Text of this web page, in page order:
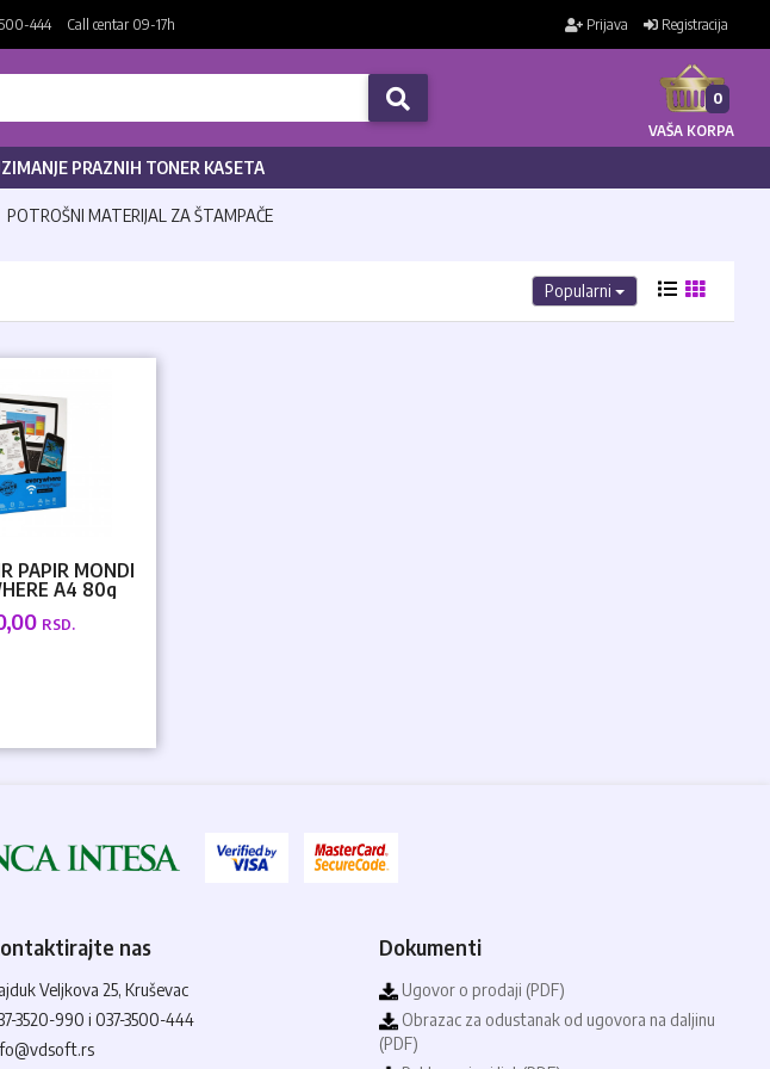
444 Call centar 09-17h Prijava Registracija
VAŠA KORPA
0
PRAZNIH TONER KASETA
POTROŠNI MATERIJAL ZA ŠTAMPAČE
Popularni
PAPIR MONDI
A4 80g
RSD.
nas
Veljkova 25, Kruševac
3520-990 i 037-3500-444
Dokumenti
Ugovor o prodaji (PDF)
Obrazac za odustanak od ugovora na daljinu
(PDF)